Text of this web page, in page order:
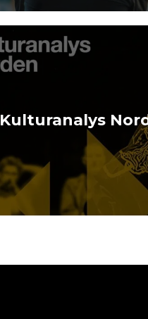
Kulturanalys